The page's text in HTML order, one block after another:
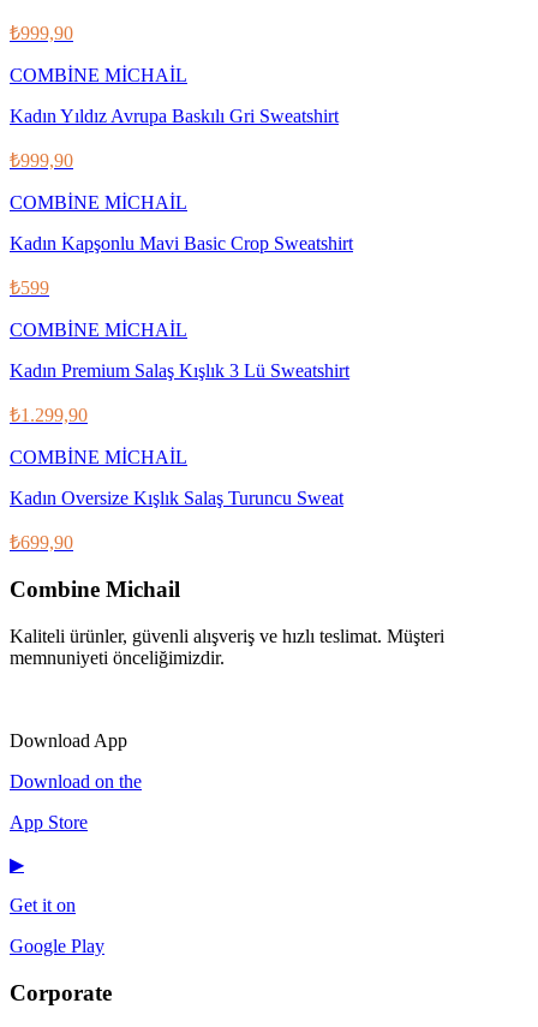
₺999,90
COMBİNE MİCHAİL
Kadın Yıldız Avrupa Baskılı Gri Sweatshirt
₺999,90
COMBİNE MİCHAİL
Kadın Kapşonlu Mavi Basic Crop Sweatshirt
₺599
COMBİNE MİCHAİL
Kadın Premium Salaş Kışlık 3 Lü Sweatshirt
₺1.299,90
COMBİNE MİCHAİL
Kadın Oversize Kışlık Salaş Turuncu Sweat
₺699,90
Combine Michail
Kaliteli ürünler, güvenli alışveriş ve hızlı teslimat. Müşteri
memnuniyeti önceliğimizdir.
Download App
Download on the
App Store
▶
Get it on
Google Play
Corporate